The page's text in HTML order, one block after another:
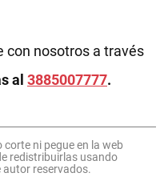
con nosotros a través
al 3885007777.
ni pegue en la web
redistribuirlas usando
reservados.